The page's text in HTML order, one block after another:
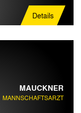
Details
MAUCKNER
MANNSCHAFTSARZT